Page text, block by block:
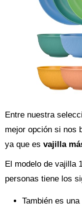
Entre nuestra
mejor opción si nos
ya que es vajilla
El modelo de vajilla
personas tiene los
También es